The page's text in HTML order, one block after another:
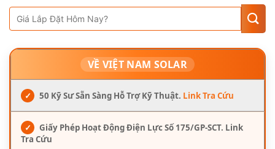
VỀ VIỆT NAM SOLAR
✓ 50 Kỹ Sư Sẵn Sàng Hỗ Trợ Kỹ Thuật. Link Tra Cứu
✓
Giấy Phép Hoạt Động Điện Lực Số 175/GP-SCT. Link
Tra Cứu